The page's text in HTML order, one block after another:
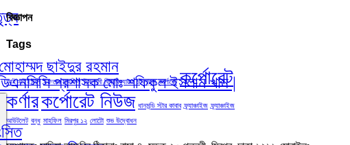
ছাইদুর রহমান
প্রশাসক মোঃ শফিকুল ইসলাম খান |
বিজ্ঞাপন
Tags
আইআইইউসি ইফতার মাহফিল ইসলামী বিশ্ববিদ্যালয় চট্রগ্রাম কর্পোরেট কর্পোরেট
কর্ণারকর্পোরেট নিউজ ধানমন্ডি স্টার কাবাব ফ্র্যাঞ্চাইজ ফ্র্যাঞ্চাইজ
আউটলেট বন্ধু মাহফিল মিরপুর ১২ লোটো শুভ উদ্বোধন